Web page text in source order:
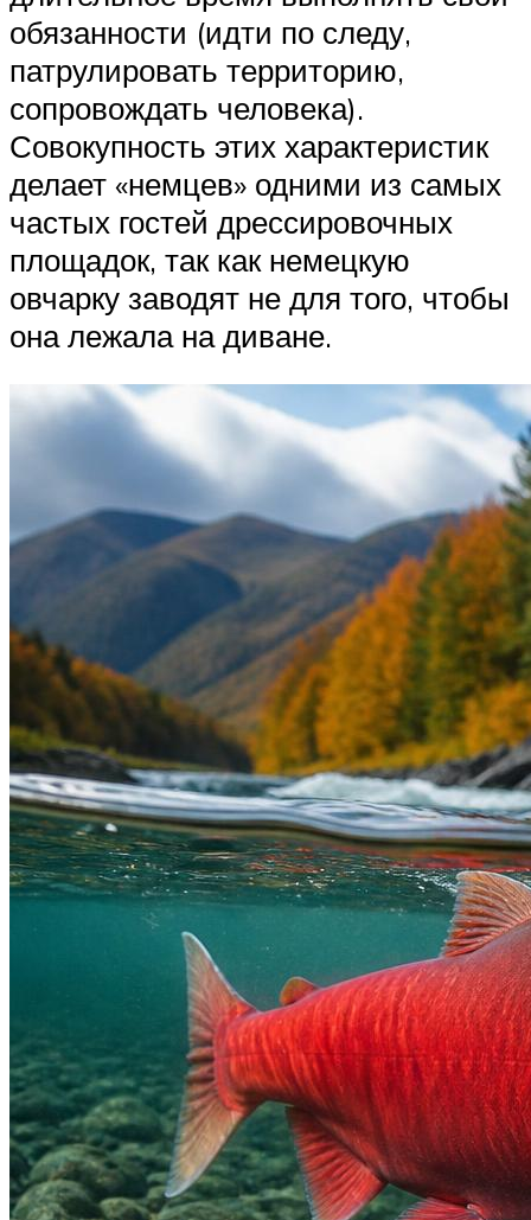
обязанности (идти по следу,
патрулировать территорию,
сопровождать человека).
Совокупность этих характеристик
делает «немцев» одними из самых
частых гостей дрессировочных
площадок, так как немецкую
овчарку заводят не для того, чтобы
она лежала на диване.